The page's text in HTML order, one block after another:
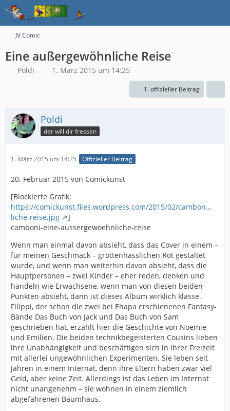
JV Comic
Eine außergewöhnliche Reise
Poldi 1. März 2015 um 14:25
1. offizieller Beitrag
Poldi
der will dir fressen
1. März 2015 um 14:25 Offizieller Beitrag
20. Februar 2015 von Comickunst
[Blockierte Grafik:
https://comickunst.files.wordpress.com/2015/02/cambon…
liche-reise.jpg
]
camboni-eine-aussergewoehnliche-reise
Wenn man einmal davon absieht, dass das Cover in einem –
für meinen Geschmack – grottenhässlichen Rot gestaltet
wurde, und wenn man weiterhin davon absieht, dass die
Hauptpersonen – zwei Kinder – eher reden, denken und
handeln wie Erwachsene, wenn man von diesen beiden
Punkten absieht, dann ist dieses Album wirklich klasse.
Filippi, der schon die zwei bei Ehapa erschienenen Fantasy-
Bände Das Buch von Jack und Das Buch von Sam
geschrieben hat, erzählt hier die Geschichte von Noemie
und Emilien. Die beiden technikbegeisterten Cousins lieben
ihre Unabhängigkeit und beschäftigen sich in ihrer Freizeit
mit allerlei ungewöhnlichen Experimenten. Sie leben seit
Jahren in einem Internat, denn ihre Eltern haben zwar viel
Geld, aber keine Zeit. Allerdings ist das Leben im Internat
nicht unangenehm – sie wohnen in einem ziemlich
abgefahrenen Baumhaus.